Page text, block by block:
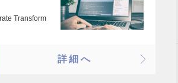
Transform
詳細へ